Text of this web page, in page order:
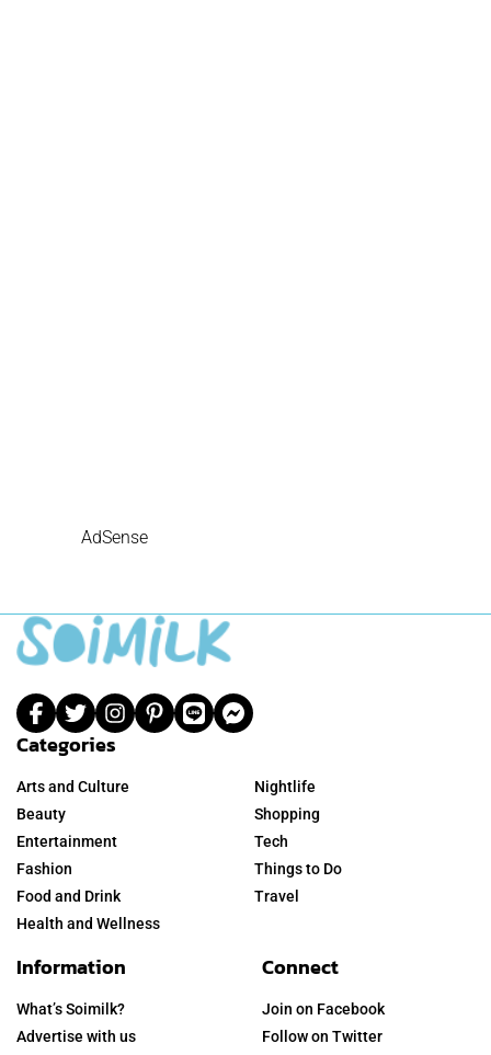
AdSense
Categories
Arts and Culture
Beauty
Entertainment
Fashion
Food and Drink
Health and Wellness
Nightlife
Shopping
Tech
Things to Do
Travel
Information
What’s Soimilk?
Advertise with us
Connect
Join on Facebook
Follow on Twitter